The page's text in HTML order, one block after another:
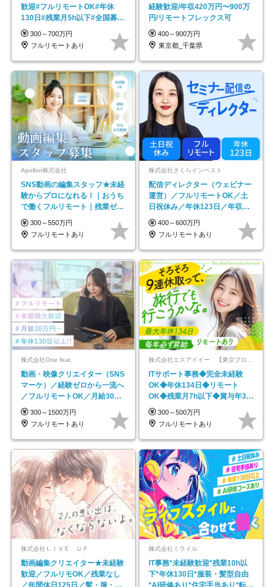
歓迎#フルリモートOK#年休
130日#残業月5h以下#全国募集
#最大1年の研修
300～700万円
フルリモートあり
経験歓迎/年収420万円〜900万
円/リモートフレックス可
400～900万円
東京都_千葉県
Apollon株式会社
SNS動画の編集スタッフ★未経
験からプロになれる！｜おうち
で働くフルリモート｜残業ゼロ
で18時退勤◎
300～550万円
フルリモートあり
株式会社さくらインベスト
配信ディレクター（ウェビナー
運営）／フルリモートOK／土
日祝休み／年休123日／年収
600万円可
400～600万円
フルリモートあり
株式会社One feat.
動画・映像クリエイター（SNS
マーケ）／経験ゼロから一流へ
／フルリモートOK／月給30万
円～／年休130日以上
300～1500万円
フルリモートあり
ITサポート事務◆完全未経験
OK◆年休134日◆リモート
OK◆残業月7h以下◆賞与年3回
◆5年目まで必ず昇給
300～500万円
フルリモートあり
株式会社ＬＩＶＥ ＵＰ
動画編集クリエイター★未経験
歓迎／フルリモOK／残業なし
／年間休日125日／髪・服・ネ
株式会社ミライル
IT事務*未経験歓迎*残業10h以
下*年休130日*服装・髪型自由
*AI研修あり*住宅手当あり*転勤